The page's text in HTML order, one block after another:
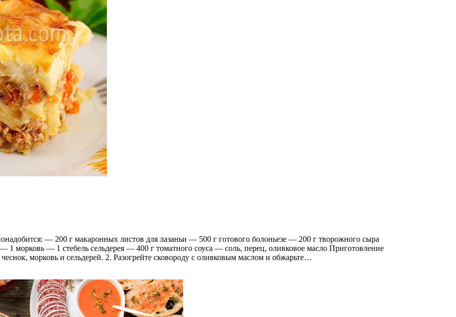
— 200 г макаронных листов для лазаньи — 500 г готового болоньезе — 200 г творожного сыра
морковь — 1 стебель сельдерея — 400 г томатного соуса — соль, перец, оливковое масло Приготовление
морковь и сельдерей. 2. Разогрейте сковороду с оливковым маслом и обжарьте…